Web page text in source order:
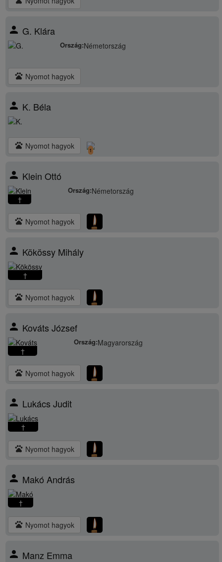
person G. Klára
Ország:Németország
pets Nyomot hagyok
person K. Béla
pets Nyomot hagyok 1
person Klein Ottó
†
Ország:Németország
pets Nyomot hagyok
person Kökössy Mihály
†
pets Nyomot hagyok
person Kováts József
†
Ország:Magyarország
pets Nyomot hagyok
person Lukács Judit
†
pets Nyomot hagyok
person Makó András
†
pets Nyomot hagyok
person Manz Emma